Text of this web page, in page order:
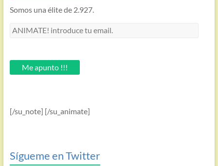
Somos una élite de 2.927.
ANIMATE!
email.Me apunto !!!
[/su_note] [/su_animate]
Sígueme en Twitter